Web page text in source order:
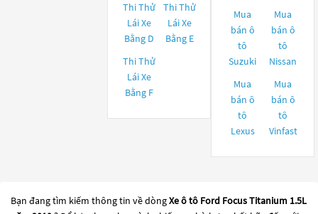
Thi Thử
Lái Xe
Bằng D
Thi Thử
Lái Xe
Bằng E
Thi Thử
Lái Xe
Bằng F
Mua
bán ô
tô
Suzuki
Mua
bán ô
tô
Nissan
Mua
bán ô
tô
Lexus
Mua
bán ô
tô
Vinfast
Bạn đang tìm kiếm thông tin về dòngXe ô tô Ford Focus Titanium 1.5L